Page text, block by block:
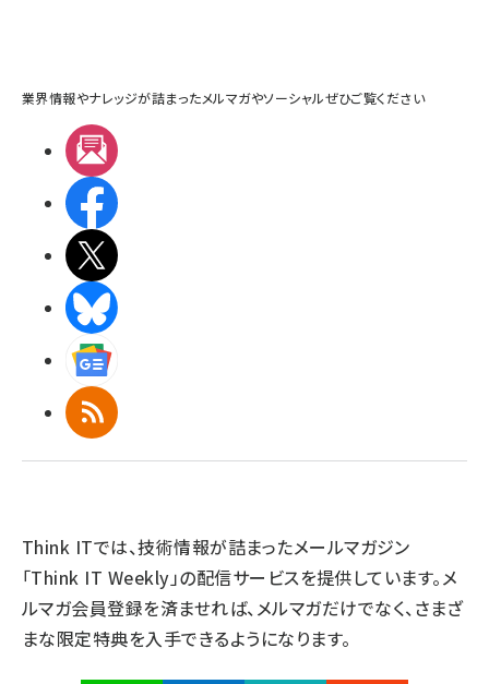
業界情報やナレッジが詰まったメルマガやソーシャルぜひご覧ください
RSS
Think ITでは、技術情報が詰まったメールマガジン
「Think IT Weekly」の配信サービスを提供しています。メ
ルマガ会員登録を済ませれば、メルマガだけでなく、さまざ
まな限定特典を入手できるようになります。